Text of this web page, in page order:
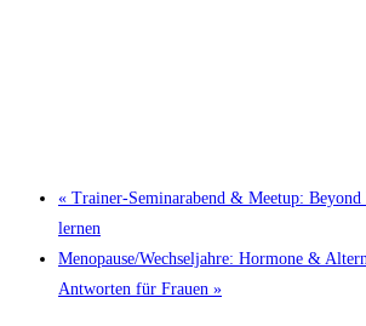
« Trainer-Seminarabend & Meetup: Beyond
lernen
Menopause/Wechseljahre: Hormone &
Antworten für Frauen »